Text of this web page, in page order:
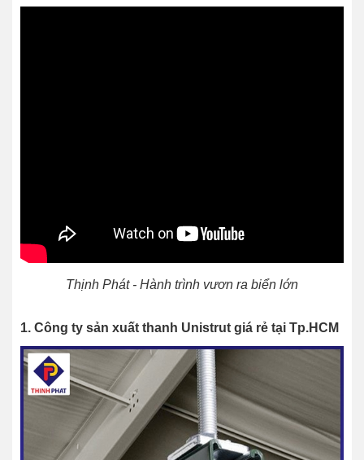
Thịnh Phát - Hành trình vươn ra biển lớn
1. Công ty sản xuất thanh Unistrut giá rẻ tại Tp.HCM